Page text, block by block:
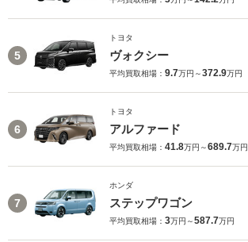
5
トヨタ
ヴォクシー
平均買取相場： 9.7万円～372.9万円
6
トヨタ
アルファード
平均買取相場： 41.8万円～689.7万円
7
ホンダ
ステップワゴン
平均買取相場： 3万円～587.7万円